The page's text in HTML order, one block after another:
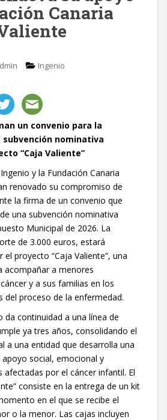
Canaria
Ingenio
un convenio para la
nominativa
“Caja Valiente”
y la Fundación Canaria
renovado su compromiso de
la firma de un convenio que
una subvención nominativa
Municipal de 2026. La
de 3.000 euros, estará
proyecto “Caja Valiente”, una
acompañar a menores
y a sus familias en los
proceso de la enfermedad.
da continuidad a una línea de
ya tres años, consolidando el
a una entidad que desarrolla una
social, emocional y
afectadas por el cáncer infantil. El
consiste en la entrega de un kit
en el que se recibe el
o la menor. Las cajas incluyen